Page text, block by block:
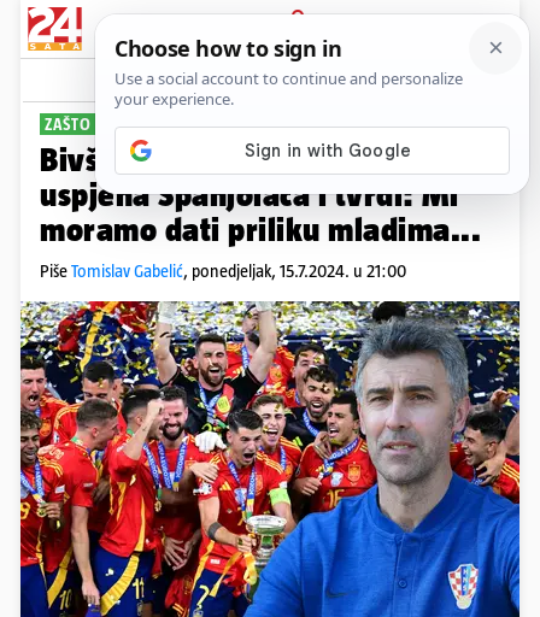
PRIJAVA
Sport Komentari
ZAŠTO 'FURIJA' DOMINIRA? PLUS+
Bivši 'vatreni' as otkriva tajnu
uspjeha Španjolaca i tvrdi: Mi
moramo dati priliku mladima...
PišeTomislav Gabelić, ponedjeljak, 15.7.2024. u 21:00